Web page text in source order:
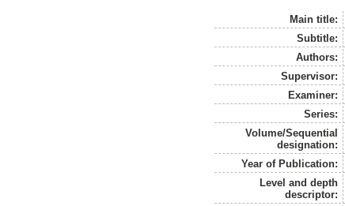
Main title:
Subtitle:
Authors:
Supervisor:
Examiner:
Series:
Volume/Sequential
designation:
Year of Publication:
Level and depth
descriptor: